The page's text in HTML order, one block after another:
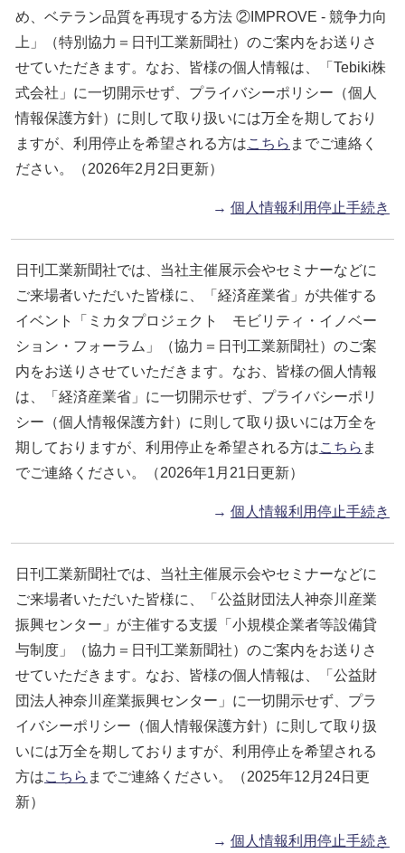
め、ベテラン品質を再現する方法 ②IMPROVE - 競争力向
上」（特別協力＝日刊工業新聞社）のご案内をお送りさ
せていただきます。なお、皆様の個人情報は、「Tebiki株
式会社」に一切開示せず、プライバシーポリシー（個人
情報保護方針）に則して取り扱いには万全を期しており
ますが、利用停止を希望される方はこちら までご連絡く
ださい。（2026年2月2日更新）
→ 個人情報利用停止手続き
日刊工業新聞社では、当社主催展示会やセミナーなどに
ご来場者いただいた皆様に、「経済産業省」が共催する
イベント「ミカタプロジェクト モビリティ・イノベー
ション・フォーラム」（協力＝日刊工業新聞社）のご案
内をお送りさせていただきます。なお、皆様の個人情報
は、「経済産業省」に一切開示せず、プライバシーポリ
シー（個人情報保護方針）に則して取り扱いには万全を
期しておりますが、利用停止を希望される方はこちら ま
でご連絡ください。（2026年1月21日更新）
→ 個人情報利用停止手続き
日刊工業新聞社では、当社主催展示会やセミナーなどに
ご来場者いただいた皆様に、「公益財団法人神奈川産業
振興センター」が主催する支援「小規模企業者等設備貸
与制度」（協力＝日刊工業新聞社）のご案内をお送りさ
せていただきます。なお、皆様の個人情報は、「公益財
団法人神奈川産業振興センター」に一切開示せず、プラ
イバシーポリシー（個人情報保護方針）に則して取り扱
いには万全を期しておりますが、利用停止を希望される
方はこちら までご連絡ください。（2025年12月24日更
新）
→ 個人情報利用停止手続き